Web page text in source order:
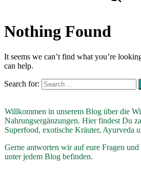
Nothing Found
It seems we can’t find what you’re
can help.
Search for:
Willkommen in unserem Blog über die
Nahrungsergänzungen. Hier findest Du
Superfood, exotische Kräuter, Ayurveda
Gerne antworten wir auf eure Fragen
unter jedem Blog befinden.